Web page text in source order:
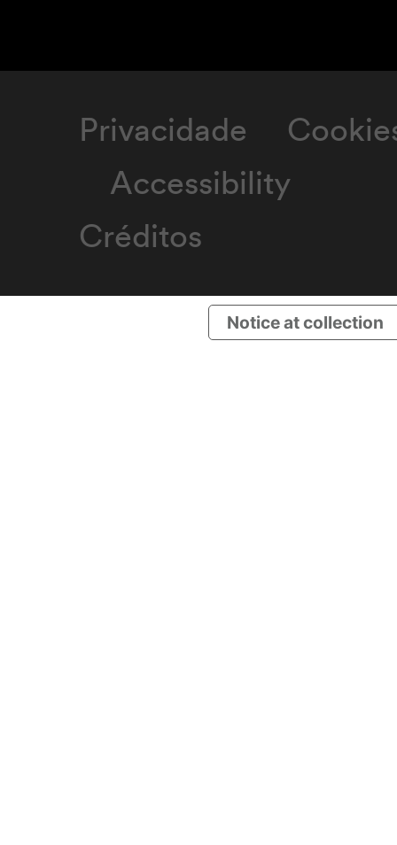
Privacidade
Accessibility
Créditos
Notice at collection